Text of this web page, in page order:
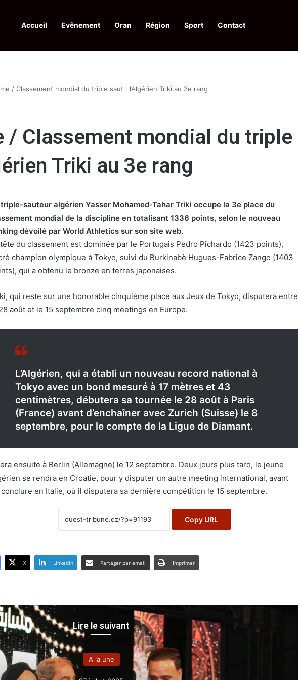
Accueil Evênement Oran Région Sport Contact
: octroi de récompenses financières aux dénonciateurs de trafiquants
/ Classement mondial du triple saut : l’Algérien Triki au 3e rang
/ Classement mondial du triple
Triki au 3e rang
triple-sauteur algérien Yasser Mohamed-Tahar Triki occupe la 3e place du
mondial de la discipline en totalisant 1336 points, selon le nouveau
dévoilé par World Athletics sur son site web.
du classement est dominée par le Portugais Pedro Pichardo (1423 points),
champion olympique à Tokyo, suivi du Burkinabè Hugues-Fabrice Zango (1403
qui a obtenu le bronze en terres japonaises.
qui reste sur une honorable cinquième place aux Jeux de Tokyo, disputera entre
août et le 15 septembre cinq meetings en Europe.
L’Algérien, qui a établi un nouveau record national à
Tokyo avec un bond mesuré à 17 mètres et 43
centimètres, débutera sa tournée le 28 août à Paris
(France) avant d’enchaîner avec Zurich (Suisse) le 8
septembre, pour le compte de la Ligue de Diamant.
ensuite à Berlin (Allemagne) le 12 septembre. Deux jours plus tard, le jeune
se rendra en Croatie, pour y disputer un autre meeting international, avant
en Italie, où il disputera sa dernière compétition le 15 septembre.
Copy URL
X Linkedin Partager par email Imprimer
Lire le suivant
A la une